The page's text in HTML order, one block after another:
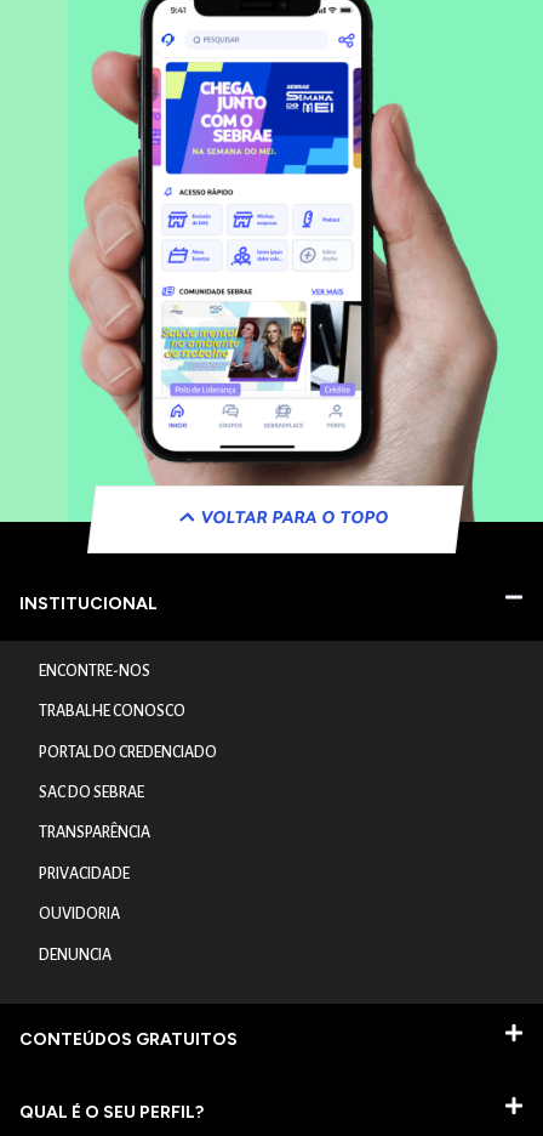
VOLTAR PARA O TOPO
INSTITUCIONAL
ENCONTRE-NOS
TRABALHE CONOSCO
PORTAL DO CREDENCIADO
SAC DO SEBRAE
TRANSPARÊNCIA
PRIVACIDADE
OUVIDORIA
DENUNCIA
CONTEÚDOS GRATUITOS
QUAL É O SEU PERFIL?